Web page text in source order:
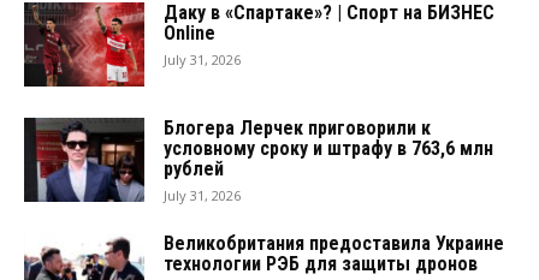
Даку в «Спартаке»? | Спорт на БИЗНЕС
Online
July 31, 2026
Блогера Лерчек приговорили к
условному сроку и штрафу в 763,6 млн
рублей
July 31, 2026
Великобритания предоставила Украине
технологии РЭБ для защиты дронов